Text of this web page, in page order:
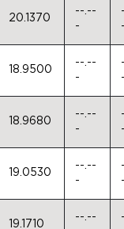
20.1370
--.--
-
18.9500
--.--
-
18.9680
--.--
-
19.0530
--.--
-
19.1710
--.--